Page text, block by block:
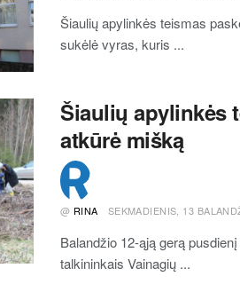
Šiaulių apylinkės teismas
sukėlė vyras, kuris ...
Šiaulių apylinkės
atkūrė mišką
@ RINA SEKMADIENIS, 13
Balandžio 12-ąją gerą
talkininkais Vainagių ...